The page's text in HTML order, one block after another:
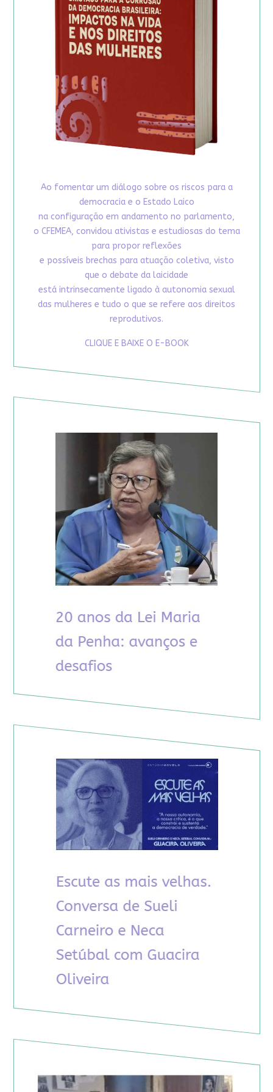
Ao fomentar um diálogo sobre os riscos para a
democracia e o Estado Laico
na configuração em andamento no parlamento,
o CFEMEA, convidou ativistas e estudiosas do tema
para propor reflexões
e possíveis brechas para atuação coletiva, visto
que o debate da laicidade
está intrinsecamente ligado à autonomia sexual
das mulheres e tudo o que se refere aos direitos
reprodutivos.
CLIQUE E BAIXE O E-BOOK